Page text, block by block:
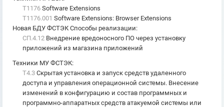
T1176 Software Extensions
T1176.001 Software Extensions: Browser Extensions
Новая БДУ ФСТЭК Способы реализации:
СП.4.12 Внедрение вредоносного ПО через установку
приложений из магазина приложений
Техники МУ ФСТЭК:
T4.3 Скрытая установка и запуск средств удаленного
доступа и управления операционной системы. Внесение
изменений в конфигурацию и состав программных и
программно-аппаратных средств атакуемой системы или